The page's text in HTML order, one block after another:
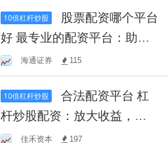
10倍杠杆炒股
好 最专业的配资平台：助您
把握投资机遇
海通证券 115
10倍杠杆炒股
合法配资平台 杠
杆炒股配资：放大收益，风
险可控？
佳禾资本 197